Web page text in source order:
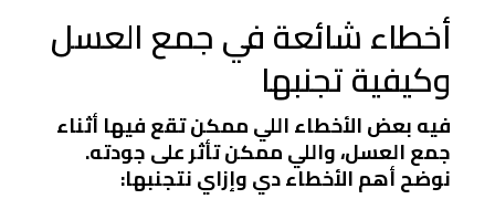
أخطاء شائعة في جمع العسل
وكيفية تجنبها
فيه بعض الأخطاء اللي ممكن تقع فيها أثناء
جمع العسل، واللي ممكن تأثر على جودته.
نوضح أهم الأخطاء دي وإزاي نتجنبها: